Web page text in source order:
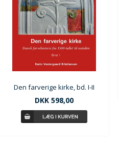
Den farverige kirke, bd. I-II
DKK 598,00